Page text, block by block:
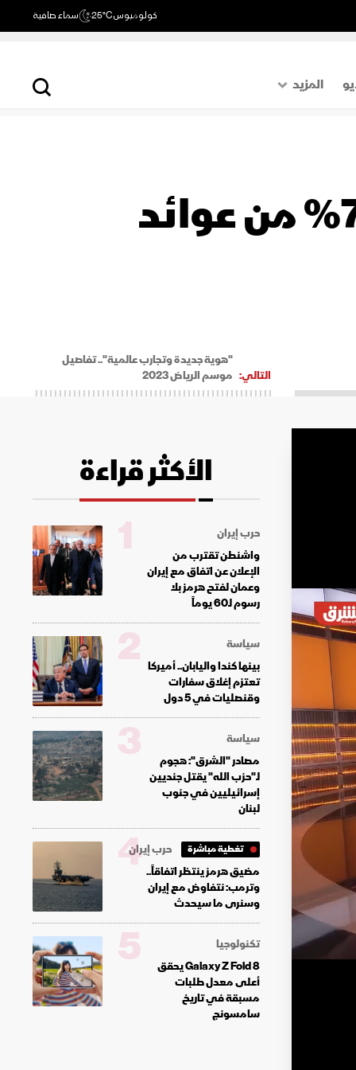
كولومبوس25°C سماء صافية
المزيد
رياضة
تركي آل الشيخ لـ"الشرق": حققنا 70% من عوائد
التالي:
"هوية جديدة وتجارب عالمية".. تفاصيل
موسم الرياض 2023
الأكثر قراءة
حرب إيران
واشنطن تقترب من
الإعلان عن اتفاق مع إيران
وعمان لفتح هرمز بلا
رسوم لـ60 يوماً
1
سياسة
بينها كندا واليابان.. أميركا
تعتزم إغلاق سفارات
وقنصليات في 5 دول
2
سياسة
مصادر "الشرق": هجوم
لـ"حزب الله" يقتل جنديين
إسرائيليين في جنوب
لبنان
3
تغطية مباشرة
حرب إيران
مضيق هرمز ينتظر اتفاقاً..
وترمب: نتفاوض مع إيران
وسنرى ما سيحدث
4
تكنولوجيا
Galaxy Z Fold 8 يحقق
أعلى معدل طلبات
مسبقة في تاريخ
سامسونج
5